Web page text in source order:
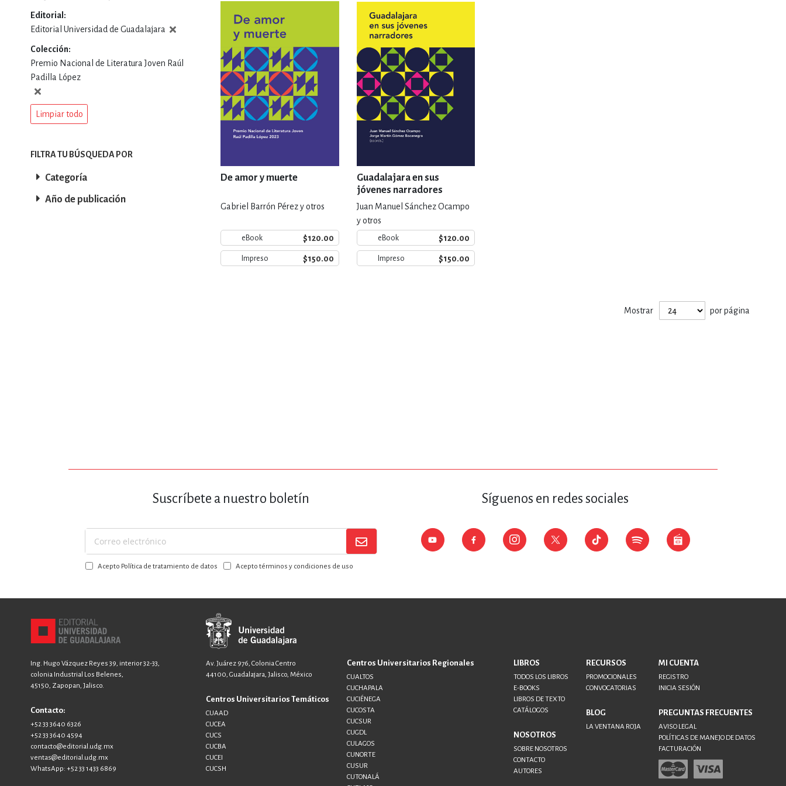
DEPORTES Y ACTIVIDADES DE OCIO AL AIRE LIBRE
ECONOMÍA, FINANZAS, EMPRESA Y GESTIÓN
ESTILOS DE VIDA, AFICIONES Y OCIO
FILOSOFÍA Y RELIGIÓN HISTORIA Y ARQUEOLOGÍA
INFANTILES, JUVENILES Y DIDÁCTICOS LENGUAJE Y LINGÜÍSTICA
MATEMÁTICAS Y CIENCIAS MEDICINA, ENFERMERÍA, VETERINARIA
NOVELA GRÁFICA, LIBROS DE CÓMICS, DIBUJOS ANIMADOS
TECNOLOGÍA, INGENIERÍA, AGRICULTURA
De amor y muerte
Gabriel Barrón Pérez y otros
eBook $120.00
Impreso $150.00
Guadalajara en sus
jóvenes narradores
Juan Manuel Sánchez Ocampo
y otros
eBook $120.00
Impreso $150.00
Mostrar por página
Editorial
Editorial Universidad de Guadalajara
Colección
Premio Nacional de Literatura Joven Raúl
Padilla López
Limpiar todo
FILTRA TU BÚSQUEDA POR
Categoría
Año de publicación
Suscríbete a nuestro boletín
Suscríbase
a
nuestroAcepto Política de tratamiento de datos Acepto términos y condiciones de uso
Síguenos en redes sociales
Ing. Hugo Vázquez Reyes 39, interior 32-33,
colonia Industrial Los Belenes,
45150, Zapopan, Jalisco.
Contacto:
+52 33 3640 6326
+52 33 3640 4594
contacto@editorial.udg.mx
ventas@editorial.udg.mx
WhatsApp: +52 33 1433 6869
Av. Juárez 976, Colonia Centro
44100, Guadalajara, Jalisco, México
Centros Universitarios Temáticos
CUAAD
CUCEA
CUCS
CUCBA
CUCEI
CUCSH
Centros Universitarios Regionales
CUALTOS
CUCHAPALA
CUCIÉNEGA
CUCOSTA
CUCSUR
CUGDL
CULAGOS
CUNORTE
CUSUR
CUTONALÁ
LIBROS
TODOS LOS LIBROS
E-BOOKS
LIBROS DE TEXTO
CATÁLOGOS
NOSOTROS
SOBRE NOSOTROS
CONTACTO
AUTORES
RECURSOS
PROMOCIONALES
CONVOCATORIAS
BLOG
LA VENTANA ROJA
MI CUENTA
REGISTRO
INICIA SESIÓN
PREGUNTAS FRECUENTES
AVISO LEGAL
POLÍTICAS DE MANEJO DE DATOS
FACTURACIÓN